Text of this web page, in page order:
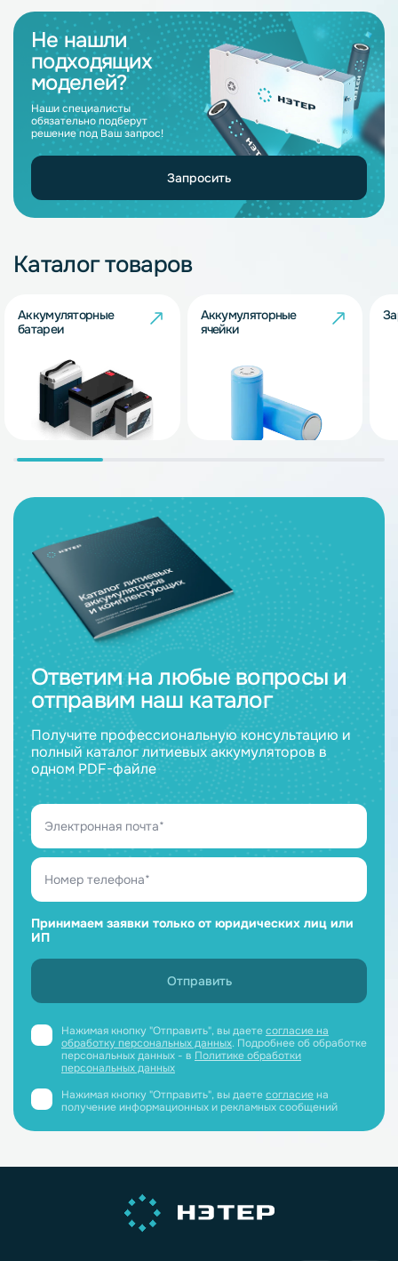
Не нашли
подходящих
моделей?
Наши специалисты
обязательно подберут
решение под Ваш запрос!
Запросить
Каталог товаров
Аккумуляторные
батареи
Аккумуляторные
ячейки
Ответим на любые вопросы и
отправим наш каталог
Получите профессиональную консультацию и
полный каталог литиевых аккумуляторов в
одном PDF-файле
Принимаем заявки только от юридических лиц или
ИП
Нажимая кнопку "Отправить", вы даетесогласие на
обработку персональных данных. Подробнее об обработке
персональных данных - в Политике обработки
персональных данных
Нажимая кнопку "Отправить", вы даетесогласиена
получение информационных и рекламных сообщений